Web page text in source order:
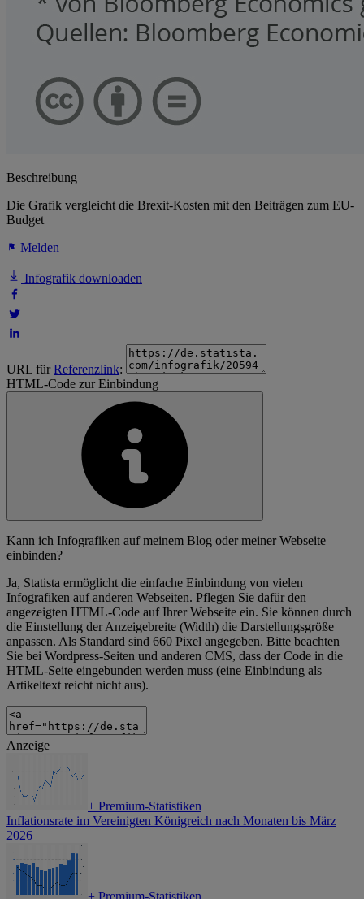
Beschreibung
Die Grafik vergleicht die Brexit-Kosten mit den Beiträgen zum EU-
Budget
Melden
Infografik downloaden
URL fürReferenzlink:
HTML-Code zur Einbindung
Kann ich Infografiken auf meinem Blog oder meiner Webseite
einbinden?
Ja, Statista ermöglicht die einfache Einbindung von vielen
Infografiken auf anderen Webseiten. Pflegen Sie dafür den
angezeigten HTML-Code auf Ihrer Webseite ein. Sie können durch
die Einstellung der Anzeigebreite (Width) die Darstellungsgröße
anpassen. Als Standard sind 660 Pixel angegeben. Bitte beachten
Sie bei Wordpress-Seiten und anderen CMS, dass der Code in die
HTML-Seite eingebunden werden muss (eine Einbindung als
Artikeltext reicht nicht aus).
Anzeige
+ Premium-Statistiken
Inflationsrate im Vereinigten Königreich nach Monaten bis März
2026